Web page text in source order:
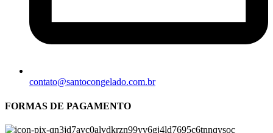
contato@santocongelado.com.br
FORMAS DE PAGAMENTO